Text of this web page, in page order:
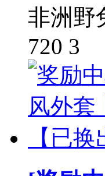
非洲野
720 3